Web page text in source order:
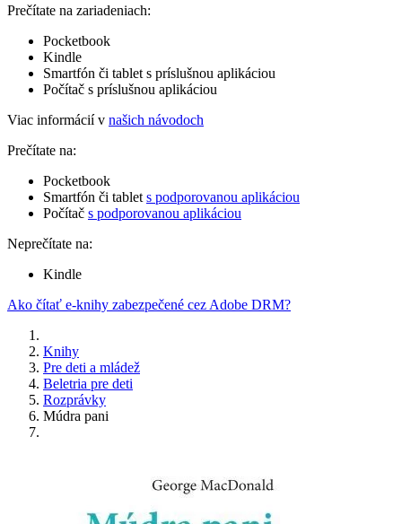
Prečítate na zariadeniach:
Pocketbook
Kindle
Smartfón či tablet s príslušnou aplikáciou
Počítač s príslušnou aplikáciou
Viac informácií v našich návodoch
Prečítate na:
Pocketbook
Smartfón či tablet s podporovanou aplikáciou
Počítač s podporovanou aplikáciou
Neprečítate na:
Kindle
Ako čítať e-knihy zabezpečené cez Adobe DRM?
Knihy
Pre deti a mládež
Beletria pre deti
Rozprávky
Múdra pani